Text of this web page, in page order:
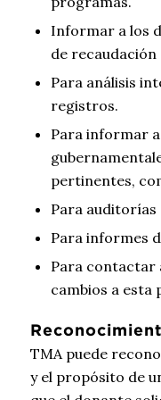
Informar a los
de recaudación
Para análisis
registros.
Para informar
pertinentes,
Para auditorías
Para informes
Para contactar
cambios a esta
TMA puede
y el propósito de